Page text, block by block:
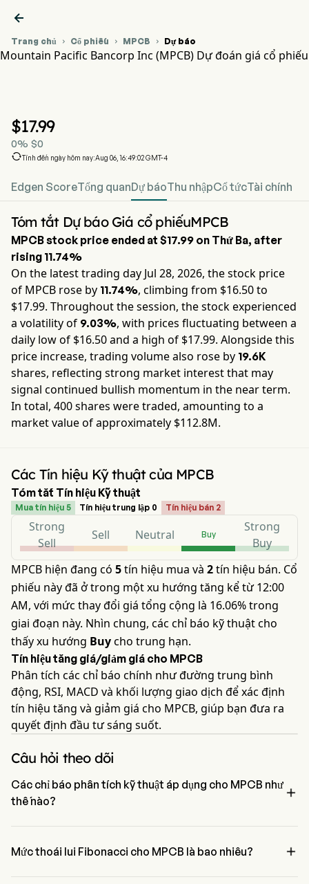

Trang chủ  Cổ phiếu  MPCB  Dự báo
Mountain Pacific Bancorp Inc (MPCB) Dự đoán giá cổ phiếu
$17.99
0% $0
Tính đến ngày hôm nay:Aug 06, 16:49:02 GMT-4
Edgen ScoreTổng quanDự báoThu nhậpCổ tứcTài chính
Tóm tắt Dự báo Giá cổ phiếuMPCB
MPCBstock price ended at $17.99 on Thứ Ba, after
rising 11.74%
On the latest trading day Jul 28, 2026, the stock price
of MPCB rose by 11.74%, climbing from $16.50to
$17.99. Throughout the session, the stock experienced
a volatility of 9.03%, with prices fluctuating between a
daily low of $16.50and a high of $17.99. Alongside this
price increase, trading volume also rose by 19.6K
shares, reflecting strong market interest that may
signal continued bullish momentum in the near term.
In total, 400shares were traded, amounting to a
market value of approximately $112.8M.
Các Tín hiệu Kỹ thuật của MPCB
Tóm tắt Tín hiệu Kỹ thuật
Mua tín hiệu 5 Tín hiệu trung lập 0 Tín hiệu bán 2
Strong
Sell
Sell Neutral Buy
Strong
Buy
MPCB hiện đang có 5tín hiệu mua và 2tín hiệu bán. Cổ
phiếu này đã ở trong một xu hướng tăng kể từ 12:00
AM, với mức thay đổi giá tổng cộng là 16.06% trong
giai đoạn này. Nhìn chung, các chỉ báo kỹ thuật cho
thấy xu hướng Buycho trung hạn.
Tín hiệu tăng giá/giảm giá cho MPCB
Phân tích các chỉ báo chính như đường trung bình
động, RSI, MACD và khối lượng giao dịch để xác định
tín hiệu tăng và giảm giá cho MPCB, giúp bạn đưa ra
quyết định đầu tư sáng suốt.
Câu hỏi theo dõi
Các chỉ báo phân tích kỹ thuật áp dụng cho MPCB như
thế nào?

tín hiệu trung tính và 2 tín hiệu bán.
Mức thoái lui Fibonacci cho MPCB là bao nhiêu? 